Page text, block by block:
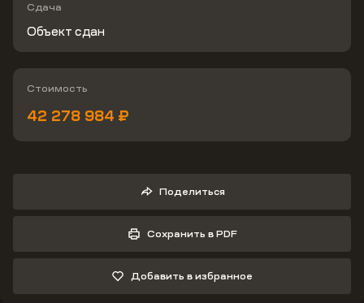
Сдача
Объект сдан
Стоимость
42 278 984 ₽
Поделиться
Сохранить в PDF
Добавить в избранное